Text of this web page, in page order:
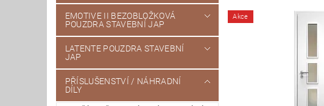
EMOTIVE II BEZOBLOŽKOVÁ
POUZDRA STAVEBNÍ JAP
LATENTE POUZDRA STAVEBNÍ
JAP
PŘÍSLUŠENSTVÍ / NÁHRADNÍ
DÍLY
Akce